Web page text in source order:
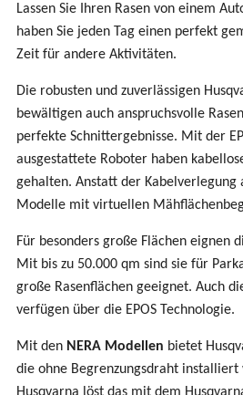
Lassen Sie Ihren Rasen von einem
haben Sie jeden Tag einen perfekt
Zeit für andere Aktivitäten.
Die robusten und zuverlässigen
bewältigen auch anspruchsvolle
perfekte Schnittergebnisse. Mit der
ausgestattete Roboter haben
gehalten. Anstatt der Kabelverlegung
Modelle mit virtuellen
Für besonders große Flächen eignen
Mit bis zu 50.000 qm sind sie für
große Rasenflächen geeignet. Auch
verfügen über die EPOS Technologie.
Mit den NERA Modellen bietet
die ohne Begrenzungsdraht installiert